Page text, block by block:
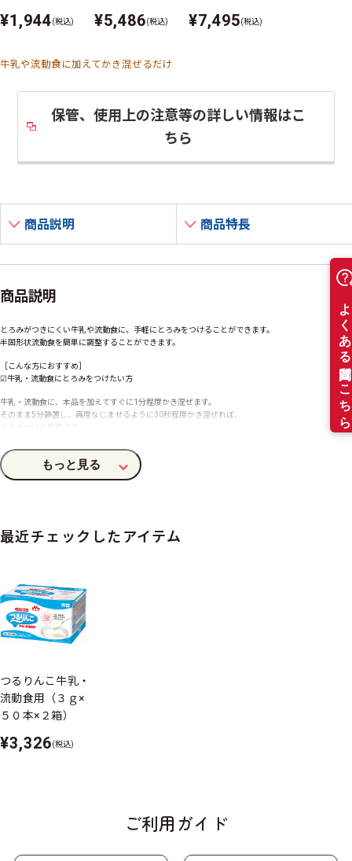
¥1,944(税込) ¥5,486(税込) ¥7,495(税込)
牛乳や流動食に加えてかき混ぜるだけ
保管、使用上の注意等の詳しい情報はこ
ちら
商品説明 商品特長
商品説明
とろみがつきにくい牛乳や流動食に、手軽にとろみをつけることができます。
半固形状流動食を簡単に調整することができます。
［こんな方におすすめ］
☑牛乳・流動食にとろみをつけたい方
牛乳・流動食に、本品を加えてすぐに1分程度かき混ぜます。
そのまま5分静置し、再度なじませるように30秒程度かき混ぜれば、
とろみづけの完成です。
※たんぱく質を含まない、お茶やお水にはトロミが付きませんので、つるりんこQuickly・つるりん
こPowerfulをご利用ください。
とろみ調整食品
形状
保存方法
室温で保存できますが、おいしさを保つために冷所での
保管をおすすめします。
最近チェックしたアイテム
つるりんこ牛乳・
流動食用（３ｇ×
５０本×２箱）
¥3,326(税込)
ご利用ガイド